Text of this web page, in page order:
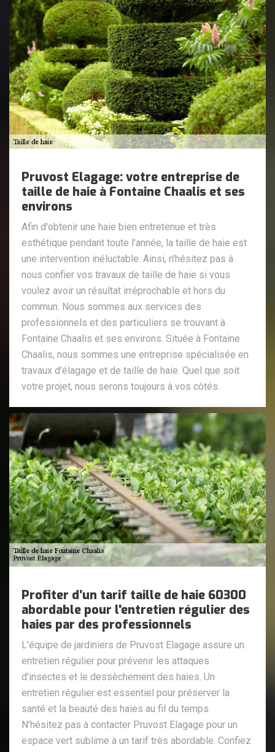
Pruvost Elagage: votre entreprise de
taille de haie à Fontaine Chaalis et ses
environs
Afin d'obtenir une haie bien entretenue et très
esthétique pendant toute l'année, la taille de haie est
une intervention inéluctable. Ainsi, n'hésitez pas à
nous confier vos travaux de taille de haie si vous
voulez avoir un résultat irréprochable et hors du
commun. Nous sommes aux services des
professionnels et des particuliers se trouvant à
Fontaine Chaalis et ses environs. Située à Fontaine
Chaalis, nous sommes une entreprise spécialisée en
travaux d'élagage et de taille de haie. Quel que soit
votre projet, nous serons toujours à vos côtés.
Profiter d’un tarif taille de haie 60300
abordable pour l'entretien régulier des
haies par des professionnels
L'équipe de jardiniers de Pruvost Elagage assure un
entretien régulier pour prévenir les attaques
d'insectes et le dessèchement des haies. Un
entretien régulier est essentiel pour préserver la
santé et la beauté des haies au fil du temps.
N’hésitez pas à contacter Pruvost Elagage pour un
espace vert sublime à un tarif très abordable. Confiez